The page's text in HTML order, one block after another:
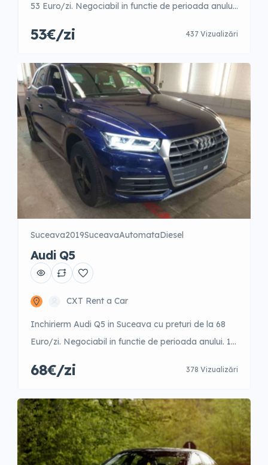
53 Euro/zi. Negociabil in functie de perioada anului.
62 Euro/zi 16-21 zile – 60 Euro/zi 22-30 zile – 55
Posibilitate fara garantie cu un […]
53€/zi 437 Vizualizări
Suceava2019SuceavaAutomataDiesel
Audi Q5
CXT Rent a Car
Inchirierm Audi Q5 in Suceava cu preturi de la 68
Euro/zi. Negociabil in functie de perioada anului. 1-
84 Euro/zi 16-21 zile – 75 Euro/zi 22-30 zile – 70
Posibilitate fara garantie cu un […]
68€/zi 378 Vizualizări